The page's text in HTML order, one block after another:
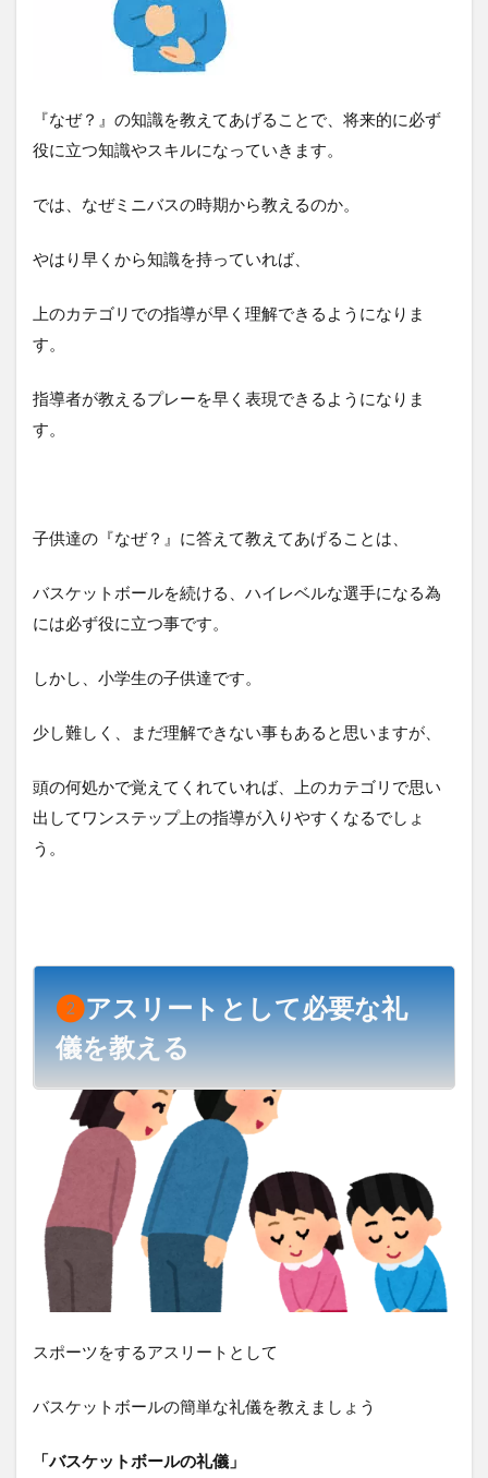
『なぜ？』の知識を教えてあげることで、将来的に必ず
役に立つ知識やスキルになっていきます。
では、なぜミニバスの時期から教えるのか。
やはり早くから知識を持っていれば、
上のカテゴリでの指導が早く理解できるようになりま
す。
指導者が教えるプレーを早く表現できるようになりま
す。
子供達の『なぜ？』に答えて教えてあげることは、
バスケットボールを続ける、ハイレベルな選手になる為
には必ず役に立つ事です。
しかし、小学生の子供達です。
少し難しく、まだ理解できない事もあると思いますが、
頭の何処かで覚えてくれていれば、上のカテゴリで思い
出してワンステップ上の指導が入りやすくなるでしょ
う。
❷アスリートとして必要な礼
儀を教える
スポーツをするアスリートとして
バスケットボールの簡単な礼儀を教えましょう
「バスケットボールの礼儀」